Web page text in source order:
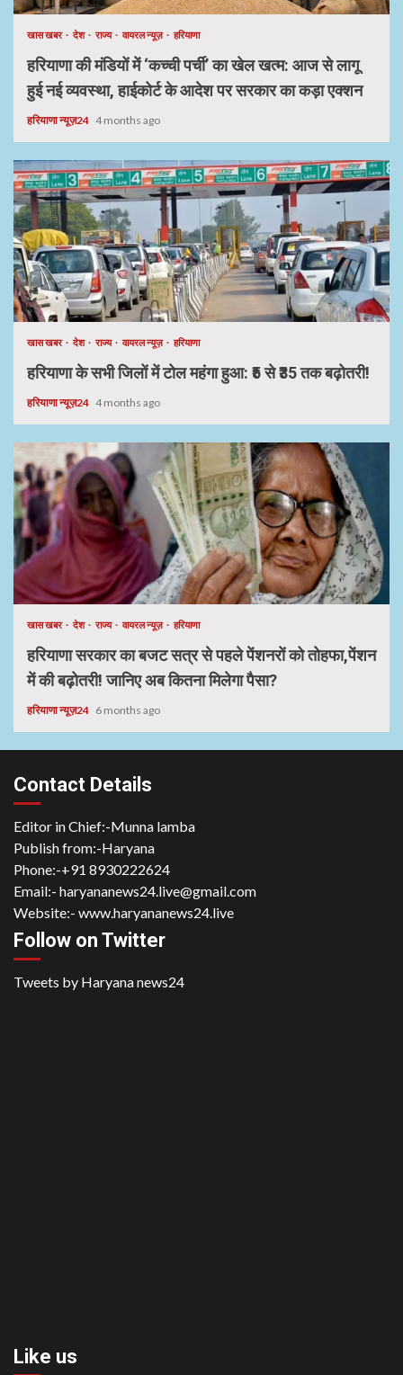
खास खबर देश राज्य वायरल न्यूज़ हरियाणा
हरियाणा की मंडियों में ‘कच्ची पर्ची’ का खेल खत्म: आज से लागू
हुई नई व्यवस्था, हाईकोर्ट के आदेश पर सरकार का कड़ा एक्शन
हरियाणा न्यूज़24 4 months ago
खास खबर देश राज्य वायरल न्यूज़ हरियाणा
हरियाणा के सभी जिलों में टोल महंगा हुआ: ₹5 से ₹35 तक बढ़ोतरी!
हरियाणा न्यूज़24 4 months ago
खास खबर देश राज्य वायरल न्यूज़ हरियाणा
हरियाणा सरकार का बजट सत्र से पहले पेंशनरों को तोहफा,पेंशन
में की बढ़ोतरी! जानिए अब कितना मिलेगा पैसा?
हरियाणा न्यूज़24 6 months ago
Contact Details
Editor in Chief:-Munna lamba
Publish from:-Haryana
Phone:-+91 8930222624
Email:- haryananews24.live@gmail.com
Website:- www.haryananews24.live
Follow on Twitter
Tweets by Haryana news24
Like us